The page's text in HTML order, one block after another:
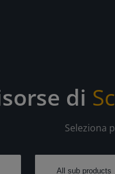
di
Seleziona
All sub products